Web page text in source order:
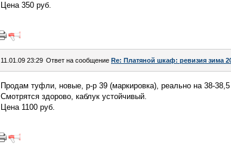
Цена 350 руб.
11.01.09 23:29 Ответ на сообщение Re: Платяной шкаф: ревизия зима
Продам туфли, новые, р-р 39 (маркировка), реально на 38-
Смотрятся здорово, каблук устойчивый.
Цена 1100 руб.